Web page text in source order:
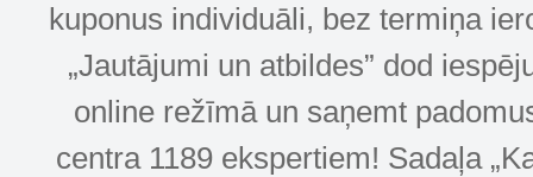
kuponus individuāli, bez termiņa
„Jautājumi un atbildes” dod
online režīmā un saņemt
centra 1189 ekspertiem! Sadaļa